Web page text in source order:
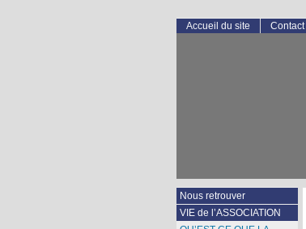
Accueil du site Contact
Nous retrouver
VIE de l’ASSOCIATION